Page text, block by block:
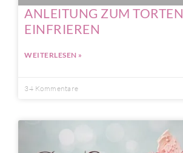
ANLEITUNG ZUM TORTEN
EINFRIEREN
WEITERLESEN »
34 Kommentare